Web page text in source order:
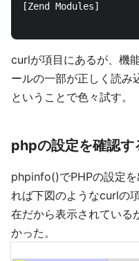
[Zend Modules]
curlが項目にあるが、機
ールの一部が正しく読み
ということで色々試す。
phpの設定を確認す
phpinfo()でPHPの設定
れば下図のようなcurlの
在だから表示されている
かった。